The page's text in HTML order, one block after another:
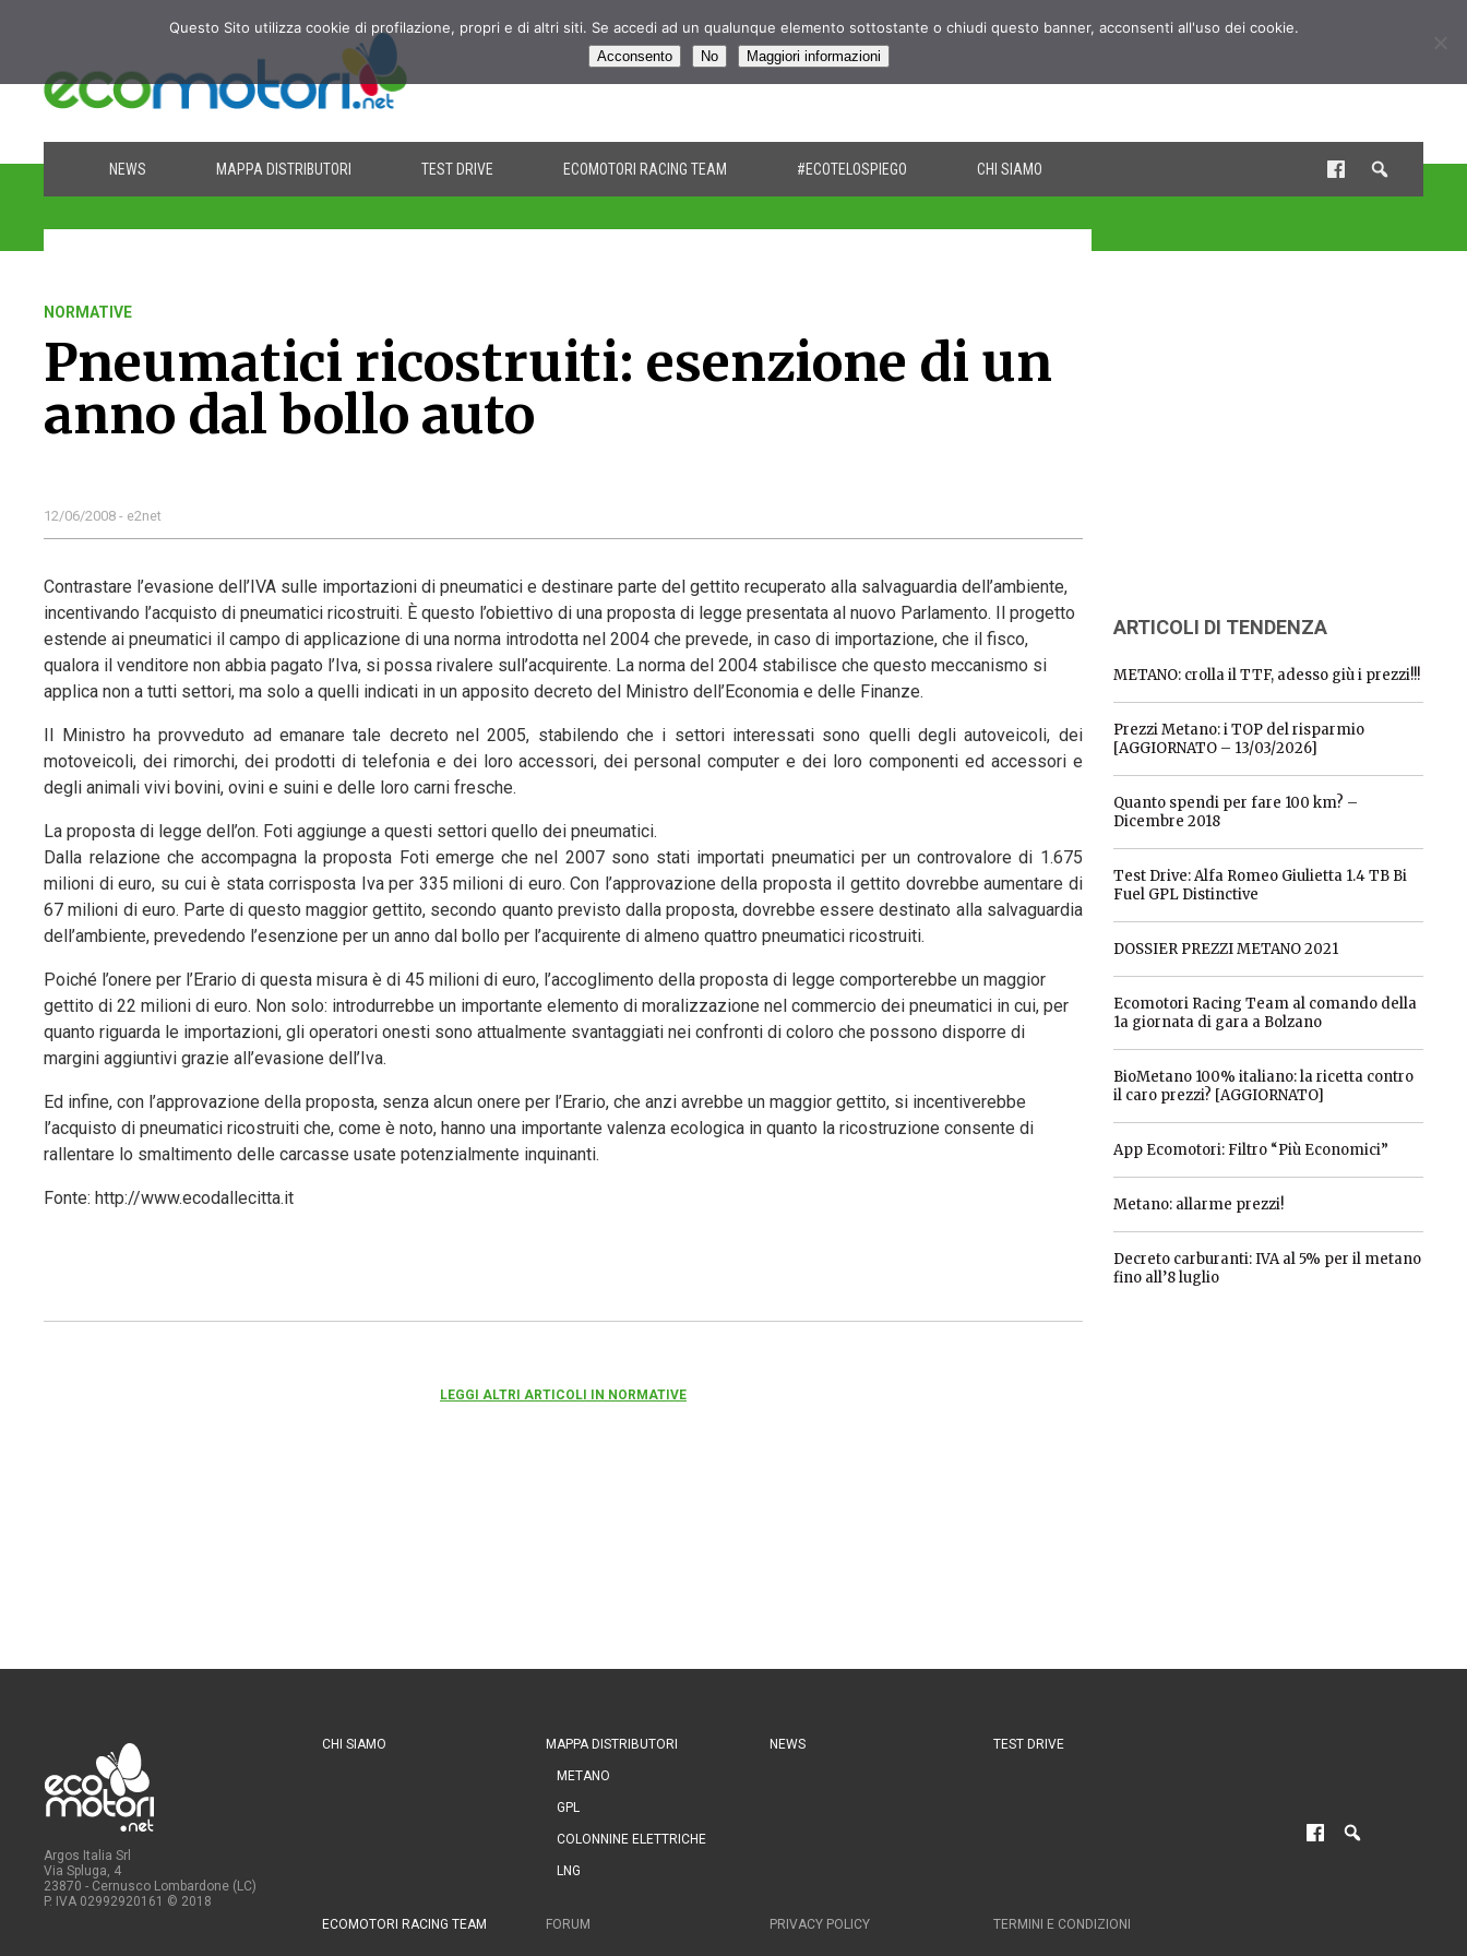
NEWS MAPPA DISTRIBUTORI TEST DRIVE ECOMOTORI RACING TEAM #ECOTELOSPIEGO CHI SIAMO
NORMATIVE
Pneumatici ricostruiti: esenzione di un
anno dal bollo auto
12/06/2008 - e2net
Contrastare l’evasione dell’IVA sulle importazioni di pneumatici e destinare parte del gettito recuperato alla salvaguardia dell’ambiente,
incentivando l’acquisto di pneumatici ricostruiti. È questo l’obiettivo di una proposta di legge presentata al nuovo Parlamento. Il progetto
estende ai pneumatici il campo di applicazione di una norma introdotta nel 2004 che prevede, in caso di importazione, che il fisco,
qualora il venditore non abbia pagato l’Iva, si possa rivalere sull’acquirente. La norma del 2004 stabilisce che questo meccanismo si
applica non a tutti settori, ma solo a quelli indicati in un apposito decreto del Ministro dell’Economia e delle Finanze.
Il Ministro ha provveduto ad emanare tale decreto nel 2005, stabilendo che i settori interessati sono quelli degli autoveicoli, dei
motoveicoli, dei rimorchi, dei prodotti di telefonia e dei loro accessori, dei personal computer e dei loro componenti ed accessori e
degli animali vivi bovini, ovini e suini e delle loro carni fresche.
La proposta di legge dell’on. Foti aggiunge a questi settori quello dei pneumatici.
Dalla relazione che accompagna la proposta Foti emerge che nel 2007 sono stati importati pneumatici per un controvalore di 1.675
milioni di euro, su cui è stata corrisposta Iva per 335 milioni di euro. Con l’approvazione della proposta il gettito dovrebbe aumentare di
67 milioni di euro. Parte di questo maggior gettito, secondo quanto previsto dalla proposta, dovrebbe essere destinato alla salvaguardia
dell’ambiente, prevedendo l’esenzione per un anno dal bollo per l’acquirente di almeno quattro pneumatici ricostruiti.
Poiché l’onere per l’Erario di questa misura è di 45 milioni di euro, l’accoglimento della proposta di legge comporterebbe un maggior
gettito di 22 milioni di euro. Non solo: introdurrebbe un importante elemento di moralizzazione nel commercio dei pneumatici in cui, per
quanto riguarda le importazioni, gli operatori onesti sono attualmente svantaggiati nei confronti di coloro che possono disporre di
margini aggiuntivi grazie all’evasione dell’Iva.
Ed infine, con l’approvazione della proposta, senza alcun onere per l’Erario, che anzi avrebbe un maggior gettito, si incentiverebbe
l’acquisto di pneumatici ricostruiti che, come è noto, hanno una importante valenza ecologica in quanto la ricostruzione consente di
rallentare lo smaltimento delle carcasse usate potenzialmente inquinanti.
Fonte: http://www.ecodallecitta.it
LEGGI ALTRI ARTICOLI IN NORMATIVE
ARTICOLI DI TENDENZA
METANO: crolla il TTF, adesso giù i prezzi!!!
Prezzi Metano: i TOP del risparmio
[AGGIORNATO – 13/03/2026]
Quanto spendi per fare 100 km? –
Dicembre 2018
Test Drive: Alfa Romeo Giulietta 1.4 TB Bi
Fuel GPL Distinctive
DOSSIER PREZZI METANO 2021
Ecomotori Racing Team al comando della
1a giornata di gara a Bolzano
BioMetano 100% italiano: la ricetta contro
il caro prezzi? [AGGIORNATO]
App Ecomotori: Filtro “Più Economici”
Metano: allarme prezzi!
Decreto carburanti: IVA al 5% per il metano
fino all’8 luglio
Argos Italia Srl
Via Spluga, 4
23870 - Cernusco Lombardone (LC)
P. IVA 02992920161 © 2018
CHI SIAMO MAPPA DISTRIBUTORI
METANO
GPL
COLONNINE ELETTRICHE
LNG
NEWS TEST DRIVE
ECOMOTORI RACING TEAM FORUM PRIVACY POLICY TERMINI E CONDIZIONI
Questo Sito utilizza cookie di profilazione, propri e di altri siti. Se accedi ad un qualunque elemento sottostante o chiudi questo banner, acconsenti all'uso dei cookie.
Acconsento No Maggiori informazioni